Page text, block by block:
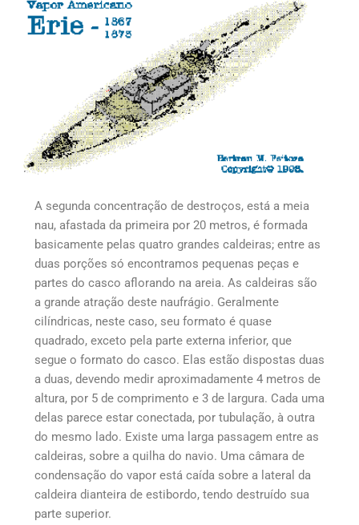
A segunda concentração de destroços, está a meia
nau, afastada da primeira por 20 metros, é formada
basicamente pelas quatro grandes caldeiras; entre as
duas porções só encontramos pequenas peças e
partes do casco aflorando na areia. As caldeiras são
a grande atração deste naufrágio. Geralmente
cilíndricas, neste caso, seu formato é quase
quadrado, exceto pela parte externa inferior, que
segue o formato do casco. Elas estão dispostas duas
a duas, devendo medir aproximadamente 4 metros de
altura, por 5 de comprimento e 3 de largura. Cada uma
delas parece estar conectada, por tubulação, à outra
do mesmo lado. Existe uma larga passagem entre as
caldeiras, sobre a quilha do navio. Uma câmara de
condensação do vapor está caída sobre a lateral da
caldeira dianteira de estibordo, tendo destruído sua
parte superior.